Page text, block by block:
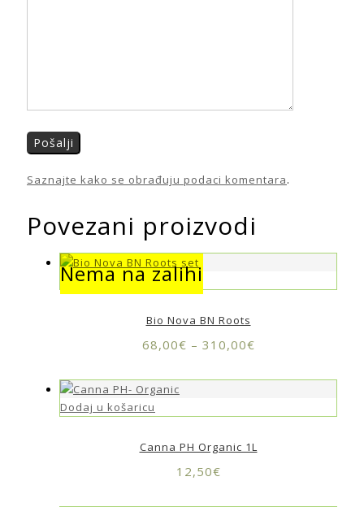
Saznajte kako se obrađuju podaci komentara.
Povezani proizvodi
Nema na zalihi
Nema na zalihi
Bio Nova BN Roots
68,00€ – 310,00€
Dodaj u košaricu
Canna PH Organic 1L
12,50€